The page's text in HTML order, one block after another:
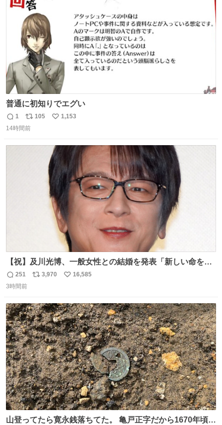
数
普通に初知りでエグい
返
信
1
リ
ポ
105
い
数
1,153
14時間前
【祝】及川光博、一般女性との結婚を発表「新しい命を授
かっております」 news.livedoor.com/lite/article_d…
「私、及川光博はこの度、交際しておりました方と入籍い
も変わらず俳優として、ミッチーとして、努力し精進して
参ります」とつづった。
返
信
251
リ
ト
数
3,970
い
数
16,585
3時間前
山登ってたら寛永銭落ちてた。 亀戸正字だから1670年頃に